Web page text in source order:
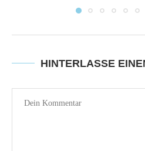
HINTERLASSE